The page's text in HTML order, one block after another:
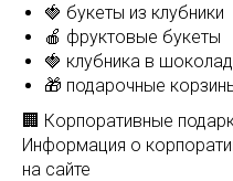
🍓 букеты из клубники
🍎 фруктовые букеты
🍓 клубника в
🎁 подарочные
🏢 Корпоративные
Информация о
на сайте